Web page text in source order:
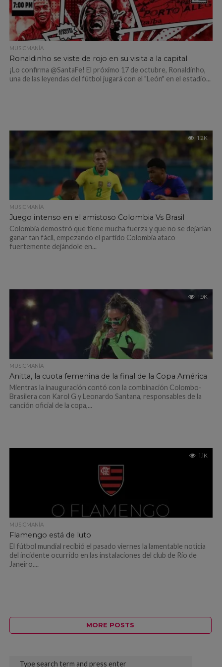
MUSICMANÍA
Ronaldinho se viste de rojo en su visita a la capital
¡Lo confirma @SantaFe! El próximo 17 de octubre, Ronaldinho,
una de las leyendas del fútbol jugará con el "León" en el estadio...
1.2K
MUSICMANÍA
Juego intenso en el amistoso Colombia Vs Brasil
Colombia demostró que tiene mucha fuerza y que no se dejarían
ganar tan fácil, empezando el partido Colombia ataco
fuertemente dejándole en...
1.9K
MUSICMANÍA
Anitta, la cuota femenina de la final de la Copa América
Mientras la inauguración contó con la combinación Colombo-
Brasilera con Karol G y Leonardo Santana, responsables de la
canción oficial de la copa,...
1.1K
MUSICMANÍA
Flamengo está de luto
El fútbol mundial recibió el pasado viernes la lamentable noticia
del incidente ocurrido en las instalaciones del club de Río de
Janeiro....
MORE POSTS